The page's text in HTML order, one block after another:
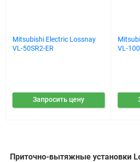
Mitsubishi Electric Lossnay
VL-50SR2-ER
Запросить цену
VL-
Приточно-вытяжные установки